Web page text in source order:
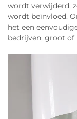
wordt verwijderd,
wordt beïnvloed.
het een
bedrijven, groot